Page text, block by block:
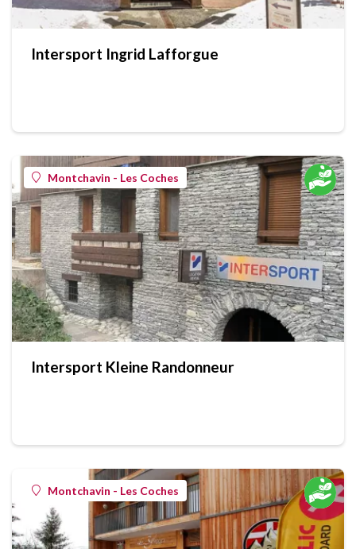
Intersport Ingrid Lafforgue
Montchavin - Les Coches
Intersport Kleine Randonneur
Montchavin - Les Coches